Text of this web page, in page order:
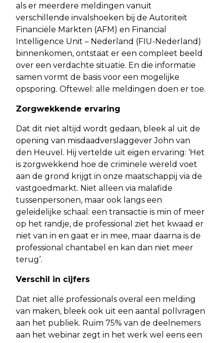
als er meerdere meldingen vanuit
verschillende invalshoeken bij de Autoriteit
Financiële Markten (AFM) en Financial
Intelligence Unit – Nederland (FIU-Nederland)
binnenkomen, ontstaat er een compleet beeld
over een verdachte situatie. En die informatie
samen vormt de basis voor een mogelijke
opsporing. Oftewel: alle meldingen doen er toe.
Zorgwekkende ervaring
Dat dit niet altijd wordt gedaan, bleek al uit de
opening van misdaadverslaggever John van
den Heuvel. Hij vertelde uit eigen ervaring: ‘Het
is zorgwekkend hoe de criminele wereld voet
aan de grond krijgt in onze maatschappij via de
vastgoedmarkt. Niet alleen via malafide
tussenpersonen, maar ook langs een
geleidelijke schaal: een transactie is min of meer
op het randje, de professional ziet het kwaad er
niet van in en gaat er in mee, maar daarna is de
professional chantabel en kan dan niet meer
terug’.
Verschil in cijfers
Dat niet alle professionals overal een melding
van maken, bleek ook uit een aantal pollvragen
aan het publiek. Ruim 75% van de deelnemers
aan het webinar zegt in het werk wel eens een